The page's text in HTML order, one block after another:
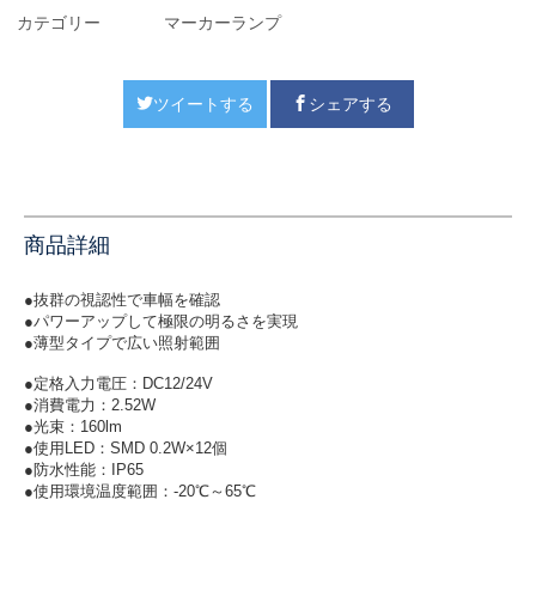
カテゴリー マーカーランプ
ツイートする シェアする
商品詳細
●抜群の視認性で車幅を確認
●パワーアップして極限の明るさを実現
●薄型タイプで広い照射範囲
●定格入力電圧：DC12/24V
●消費電力：2.52W
●光束：160lm
●使用LED：SMD 0.2W×12個
●防水性能：IP65
●使用環境温度範囲：-20℃～65℃